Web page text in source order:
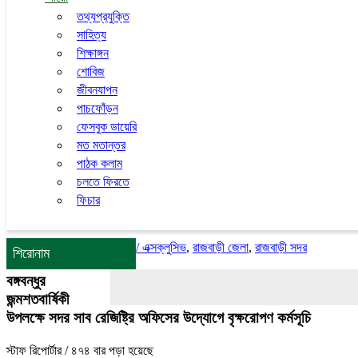
তথ্যপ্রযুক্তি
সাহিত্য
শিক্ষাঙ্গন
শোবিজ
জীবনযাপন
পাচফোঁড়ন
ফেসবুক ডায়েরি
মত মতান্তর
পাঠক কলাম
চলতে ফিরতে
ফিচার
শিরোনাম
/এক্সক্লুসিভ,রাজবাড়ী জেলা,রাজবাড়ী সদর
বঙ্গবন্ধুর
জন্মশতবার্ষিকী
উপলক্ষে সদর সাব রেজিষ্ট্রি অফিসের উদ্যোগে বৃক্ষরোপণ কর্মসূচি
স্টাফ রিপোর্টার/ ৪৭৪ বার পড়া হয়েছে